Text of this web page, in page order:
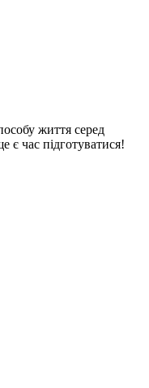
життя серед
є час підготуватися!